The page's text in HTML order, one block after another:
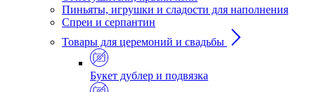
Пиньяты, игрушки и сладости для наполнения
Спреи и серпантин
Товары для церемоний и свадьбы
Букет дублер и подвязка